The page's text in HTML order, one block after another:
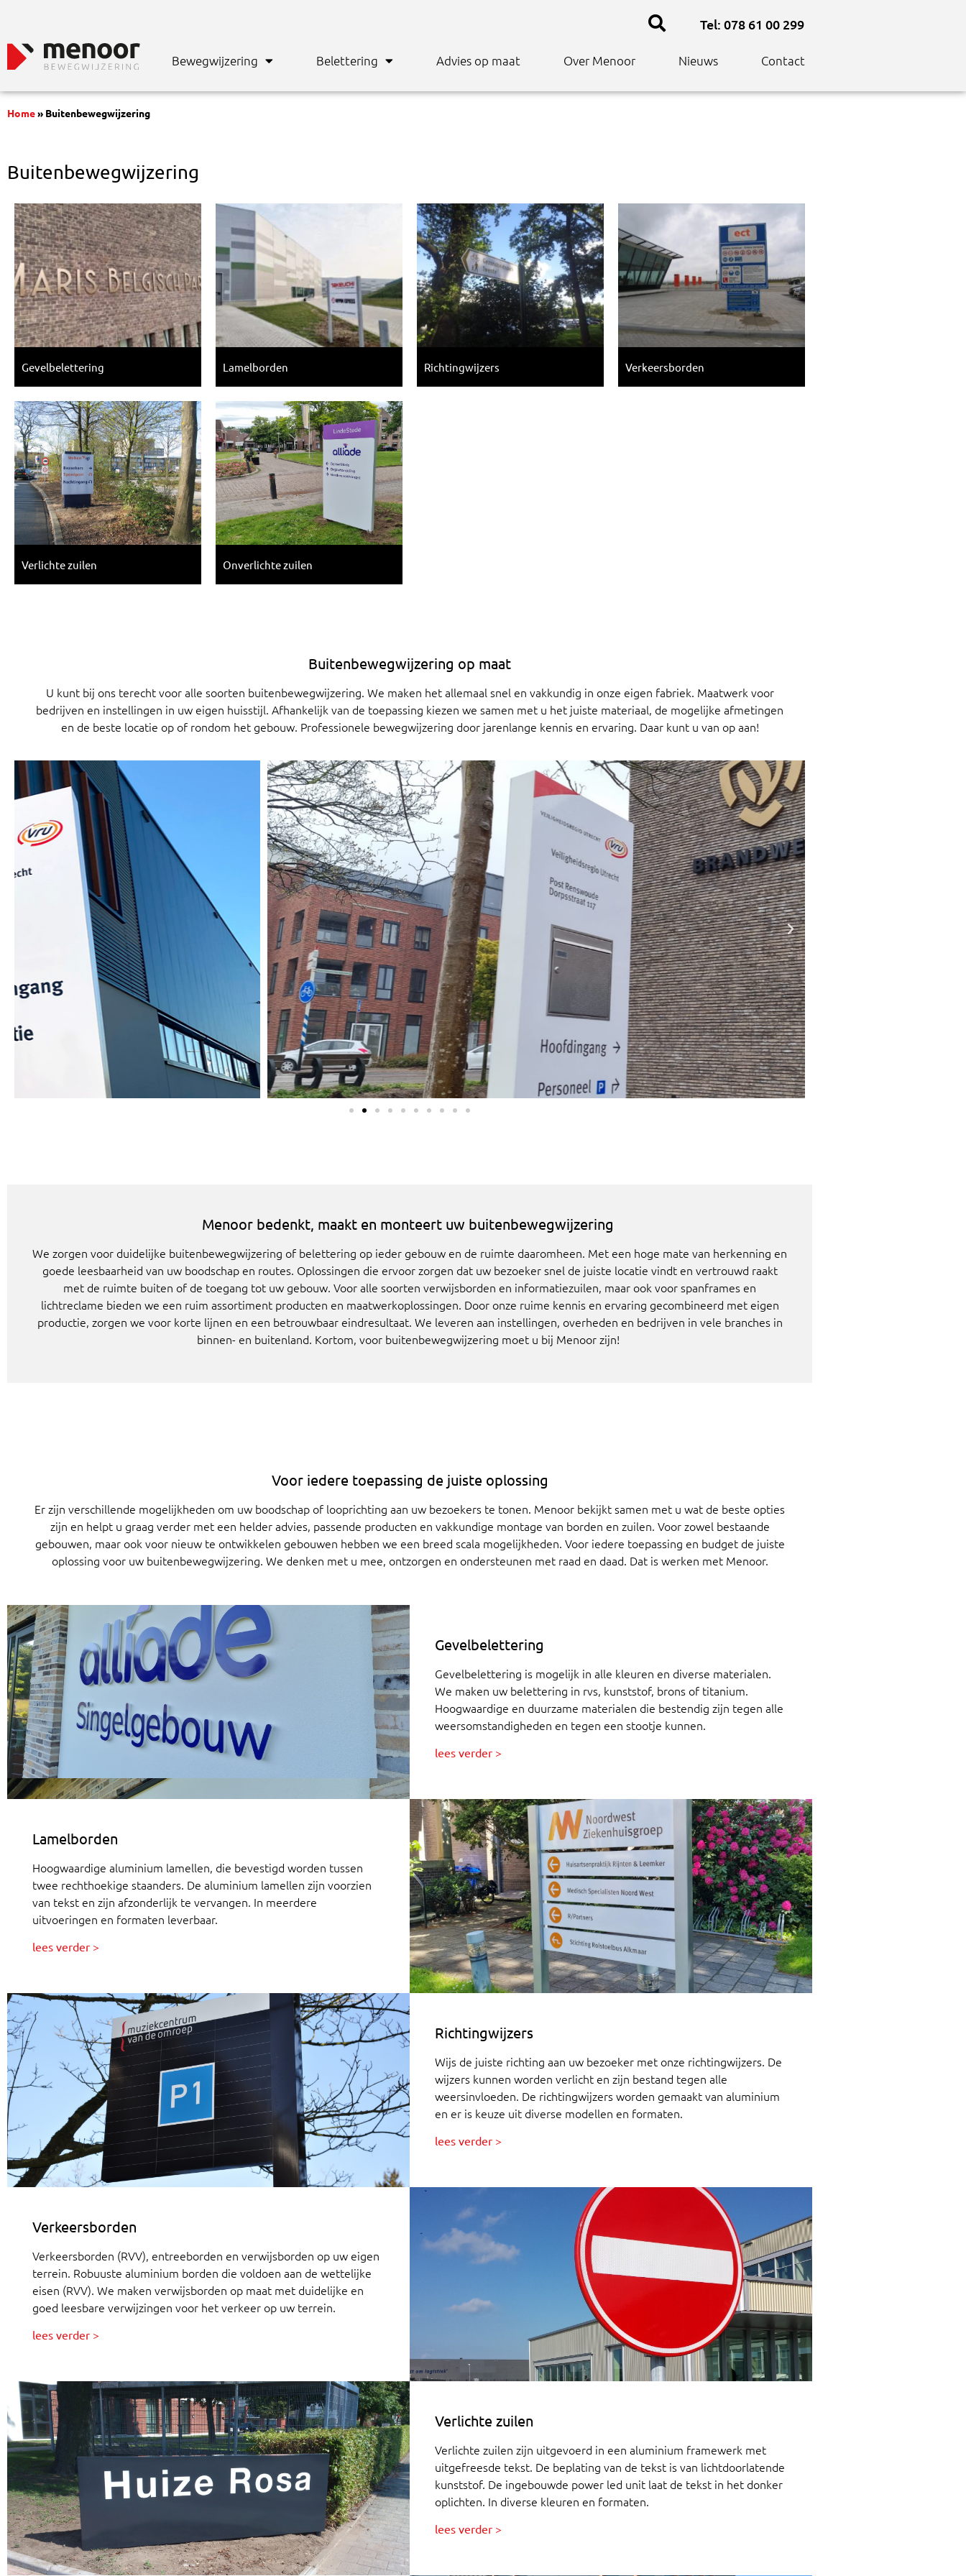
Tel: 078 61 00 299
Bewegwijzering Belettering Advies op maat Over Menoor Nieuws Contact
Home» Buitenbewegwijzering
Buitenbewegwijzering
Gevelbelettering Lamelborden Richtingwijzers Verkeersborden
Verlichte zuilen Onverlichte zuilen
Buitenbewegwijzering op maat
U kunt bij ons terecht voor alle soorten buitenbewegwijzering. We maken het allemaal snel en vakkundig in onze eigen fabriek. Maatwerk voor
bedrijven en instellingen in uw eigen huisstijl. Afhankelijk van de toepassing kiezen we samen met u het juiste materiaal, de mogelijke afmetingen
en de beste locatie op of rondom het gebouw. Professionele bewegwijzering door jarenlange kennis en ervaring. Daar kunt u van op aan!
Menoor bedenkt, maakt en monteert uw buitenbewegwijzering
We zorgen voor duidelijke buitenbewegwijzering of belettering op ieder gebouw en de ruimte daaromheen. Met een hoge mate van herkenning en
goede leesbaarheid van uw boodschap en routes. Oplossingen die ervoor zorgen dat uw bezoeker snel de juiste locatie vindt en vertrouwd raakt
met de ruimte buiten of de toegang tot uw gebouw. Voor alle soorten verwijsborden en informatiezuilen, maar ook voor spanframes en
lichtreclame bieden we een ruim assortiment producten en maatwerkoplossingen. Door onze ruime kennis en ervaring gecombineerd met eigen
productie, zorgen we voor korte lijnen en een betrouwbaar eindresultaat. We leveren aan instellingen, overheden en bedrijven in vele branches in
binnen- en buitenland. Kortom, voor buitenbewegwijzering moet u bij Menoor zijn!
Voor iedere toepassing de juiste oplossing
Er zijn verschillende mogelijkheden om uw boodschap of looprichting aan uw bezoekers te tonen. Menoor bekijkt samen met u wat de beste opties
zijn en helpt u graag verder met een helder advies, passende producten en vakkundige montage van borden en zuilen. Voor zowel bestaande
gebouwen, maar ook voor nieuw te ontwikkelen gebouwen hebben we een breed scala mogelijkheden. Voor iedere toepassing en budget de juiste
oplossing voor uw buitenbewegwijzering. We denken met u mee, ontzorgen en ondersteunen met raad en daad. Dat is werken met Menoor.
Gevelbelettering
Gevelbelettering is mogelijk in alle kleuren en diverse materialen.
We maken uw belettering in rvs, kunststof, brons of titanium.
Hoogwaardige en duurzame materialen die bestendig zijn tegen alle
weersomstandigheden en tegen een stootje kunnen.
lees verder >
Lamelborden
Hoogwaardige aluminium lamellen, die bevestigd worden tussen
twee rechthoekige staanders. De aluminium lamellen zijn voorzien
van tekst en zijn afzonderlijk te vervangen. In meerdere
uitvoeringen en formaten leverbaar.
lees verder >
Richtingwijzers
Wijs de juiste richting aan uw bezoeker met onze richtingwijzers. De
wijzers kunnen worden verlicht en zijn bestand tegen alle
weersinvloeden. De richtingwijzers worden gemaakt van aluminium
en er is keuze uit diverse modellen en formaten.
lees verder >
Verkeersborden
Verkeersborden (RVV), entreeborden en verwijsborden op uw eigen
terrein. Robuuste aluminium borden die voldoen aan de wettelijke
eisen (RVV). We maken verwijsborden op maat met duidelijke en
goed leesbare verwijzingen voor het verkeer op uw terrein.
lees verder >
Verlichte zuilen
Verlichte zuilen zijn uitgevoerd in een aluminium framewerk met
uitgefreesde tekst. De beplating van de tekst is van lichtdoorlatende
kunststof. De ingebouwde power led unit laat de tekst in het donker
oplichten. In diverse kleuren en formaten.
lees verder >